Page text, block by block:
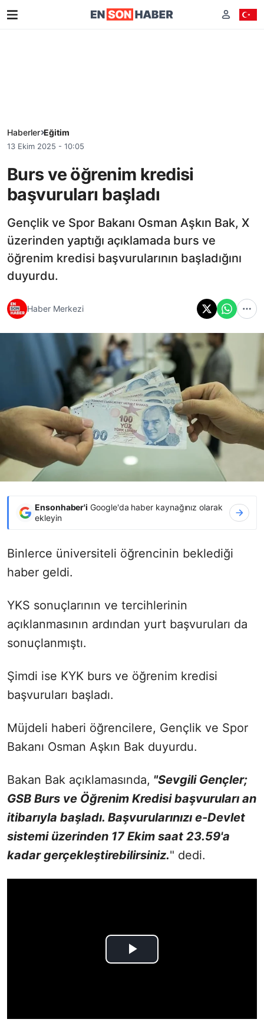
Haberler Eğitim
13 Ekim 2025 - 10:05
Burs ve öğrenim kredisi
başvuruları başladı
Gençlik ve Spor Bakanı Osman Aşkın Bak, X
üzerinden yaptığı açıklamada burs ve
öğrenim kredisi başvurularının başladığını
duyurdu.
Haber Merkezi
Ensonhaber'i Google'da haber kaynağınız olarak
ekleyin
Binlerce üniversiteli öğrencinin beklediği
haber geldi.
YKS sonuçlarının ve tercihlerinin
açıklanmasının ardından yurt başvuruları da
sonuçlanmıştı.
Şimdi ise KYK burs ve öğrenim kredisi
başvuruları başladı.
Müjdeli haberi öğrencilere, Gençlik ve Spor
Bakanı Osman Aşkın Bak duyurdu.
Bakan Bak açıklamasında, "Sevgili Gençler;
GSB Burs ve Öğrenim Kredisi başvuruları an
itibarıyla başladı. Başvurularınızı e-Devlet
sistemi üzerinden 17 Ekim saat 23.59'a
kadar gerçekleştirebilirsiniz." dedi.